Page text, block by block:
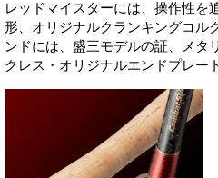
レッドマイスターには、操作性を
形、オリジナルクランキングコル
ンドには、盛三モデルの証、メタ
クレス・オリジナルエンドプレー